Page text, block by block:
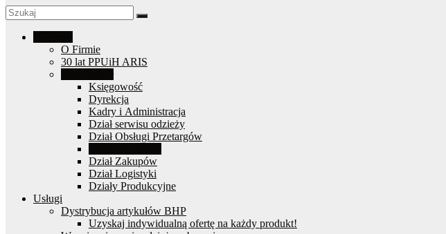
O Firmie
30 lat PPUiH ARIS
Księgowość
Dyrekcja
Kadry i Administracja
Dział serwisu odzieży
Dział Obsługi Przetargów
Dział Zakupów
Dział Logistyki
Działy Produkcyjne
Usługi
Dystrybucja artykułów BHP
Uzyskaj indywidualną ofertę na każdy produkt!